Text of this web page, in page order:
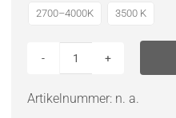
2700–4000K 3500 K
Artikelnummer: n. a.